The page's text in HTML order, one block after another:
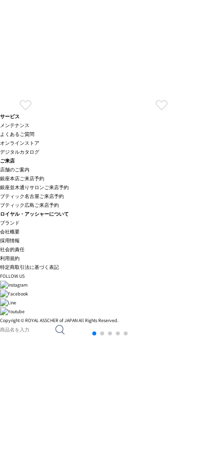
サービス
メンテナンス
よくあるご質問
オンラインストア
デジタルカタログ
ご来店
店舗のご案内
銀座本店ご来店予約
銀座並木通りサロンご来店予約
ブティック名古屋ご来店予約
ブティック広島ご来店予約
ロイヤル・アッシャーについて
ブランド
会社概要
採用情報
社会的責任
利用規約
特定商取引法に基づく表記
FOLLOW US
Copyright © ROYAL ASSCHER of JAPAN All Rights Reserved.